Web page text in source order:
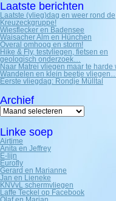
Laatste berichten
Laatste (vlieg)dag en weer rond de
Kreuzeckgruppe!
Wiesflecker en Badensee
Waisacher Alm en Hünchen
Overal omhoog en storm!
Hike & Fly, testvliegen, fietsen en
geologisch onderzoek…
Naar Matrei vliegen maar te harde
Wandelen en klein beetje
Eerste vliegdag: Rondje Mülltal
Archief
Archief
Linke soep
Airtime
Anita en Jeffrey
E-lijn
Eurofly
Gerard en Marianne
Jan en Lieneke
KNVvL schermvliegen
Laffe Teckel op Facebook